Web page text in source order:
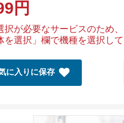
円
択が必要なサービスのため
を選択」欄で機種を選択して
に入りに保存